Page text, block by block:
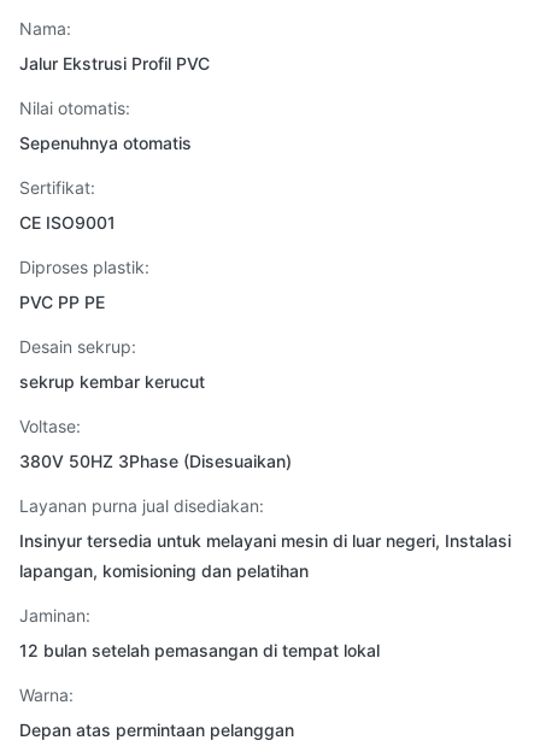
Nama:
Jalur Ekstrusi Profil PVC
Nilai otomatis:
Sepenuhnya otomatis
Sertifikat:
CE ISO9001
Diproses plastik:
PVC PP PE
Desain sekrup:
sekrup kembar kerucut
Voltase:
380V 50HZ 3Phase (Disesuaikan)
Layanan purna jual disediakan:
Insinyur tersedia untuk melayani mesin di luar negeri, Instalasi
lapangan, komisioning dan pelatihan
Jaminan:
12 bulan setelah pemasangan di tempat lokal
Warna:
Depan atas permintaan pelanggan